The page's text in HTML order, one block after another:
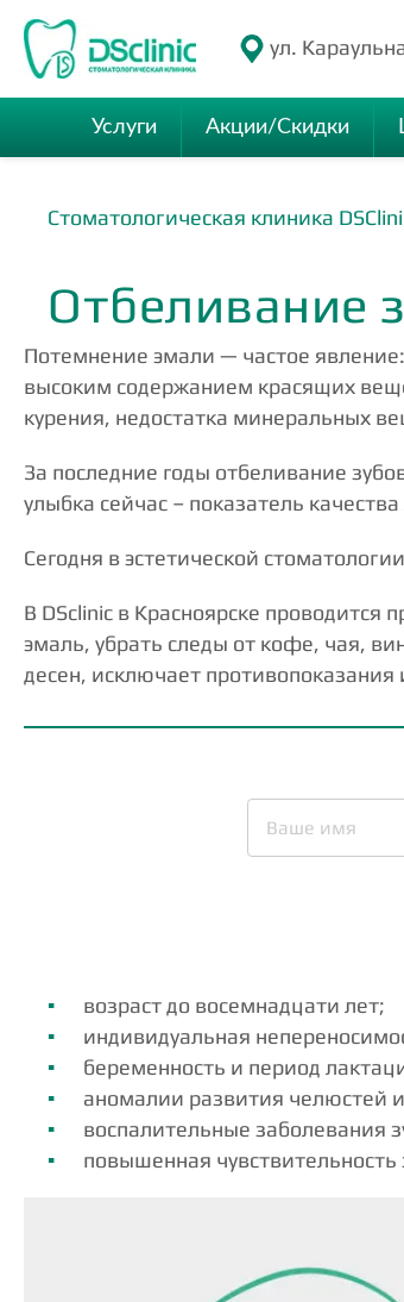
ул.
Услуги Акции/Скидки
Стоматологическая клиника
Отбеливание
Потемнение эмали — частое
высоким содержанием красящих
курения, недостатка минеральных
За последние годы отбеливание
улыбка сейчас – показатель
Сегодня в эстетической
В DSclinic в Красноярске проводится
эмаль, убрать следы от кофе, чая,
десен, исключает
возраст до восемнадцати лет;
индивидуальная
беременность и период
аномалии развития челюстей
воспалительные заболевания
повышенная чувствительность